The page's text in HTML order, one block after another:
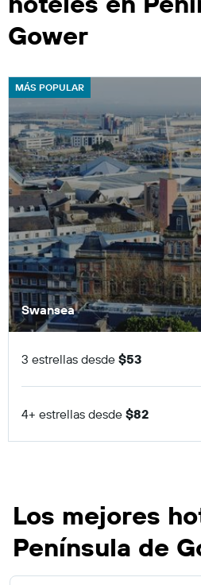
Gower
MÁS POPULAR
Swansea
3 estrellas desde $53
4+ estrellas desde $82
Los mejores
Península de